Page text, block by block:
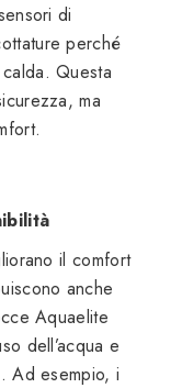
di
perché
Questa
ma
il comfort
anche
Aquaelite
dell’acqua e
Ad esempio, i